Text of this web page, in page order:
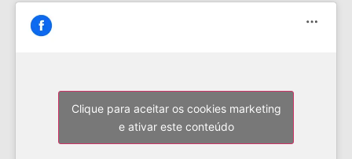
Clique para aceitar os cookies marketing
e ativar este conteúdo